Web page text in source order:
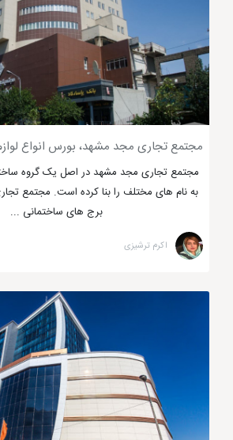
مجتمع تجاری مجد مشهد، بورس انواع
به نام های مختلف را بنا کرده است. مجتمع
برج های ساختمانی ...
اکرم ترشیزی